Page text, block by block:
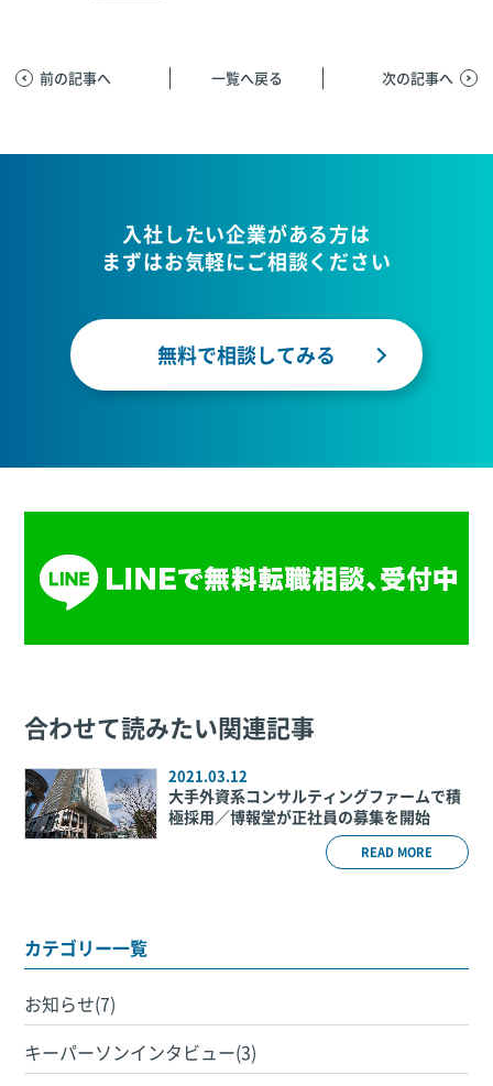
前の記事へ 一覧へ戻る 次の記事へ
入社したい企業がある方は
まずはお気軽にご相談ください
無料で相談してみる
合わせて読みたい関連記事
2021.03.12
大手外資系コンサルティングファームで積
極採用／博報堂が正社員の募集を開始
READ MORE
カテゴリー一覧
お知らせ(7)
キーパーソンインタビュー(3)